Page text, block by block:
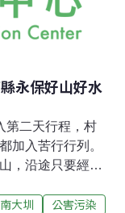
永保好山好水
第二天行程，村
加入苦行行列。
，沿途只要經過
許立民帶隊，到
大圳 公害污染